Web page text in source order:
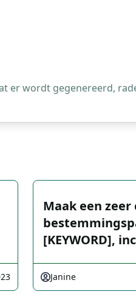
er wordt gegenereerd,
Maak een
[KEYWORD],
Janine